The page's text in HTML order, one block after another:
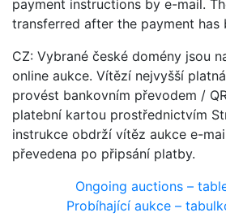
payment instructions by e-mail.
transferred after the payment has
CZ: Vybrané české domény jsou
online aukce. Vítězí nejvyšší
provést bankovním převodem /
platební kartou prostřednictvím
instrukce obdrží vítěz aukce e-
převedena po připsání platby.
Ongoing auctions –
Probíhající aukce –